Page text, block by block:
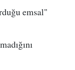
emsal"